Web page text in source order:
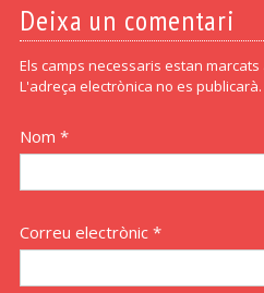
Deixa un comentari
Els camps necessaris estan
L'adreça electrònica no es publicarà.
Nom *
Correu electrònic *